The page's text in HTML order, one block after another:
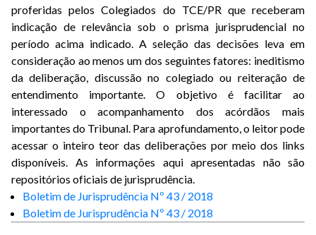
proferidas pelos Colegiados do TCE/PR que receberam
indicação de relevância sob o prisma jurisprudencial no
período acima indicado. A seleção das decisões leva em
consideração ao menos um dos seguintes fatores: ineditismo
da deliberação, discussão no colegiado ou reiteração de
entendimento importante. O objetivo é facilitar ao
interessado o acompanhamento dos acórdãos mais
importantes do Tribunal. Para aprofundamento, o leitor pode
acessar o inteiro teor das deliberações por meio dos links
disponíveis. As informações aqui apresentadas não são
repositórios oficiais de jurisprudência.
Boletim de Jurisprudência Nº 43 / 2018
Boletim de Jurisprudência Nº 43 / 2018